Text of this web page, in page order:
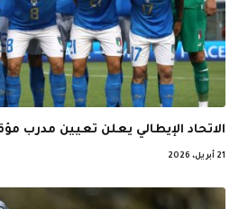
الاتحاد الإيطالي يعلن تعيين مدرب
21 أبريل، 2026